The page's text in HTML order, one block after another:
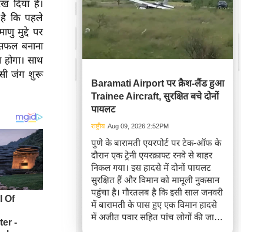
दिया है।
है कि पहले
मुद्दे पर
बनाना
साथ
जंग शुरू
Baramati Airport पर क्रैश-लैंड हुआ
Trainee Aircraft, सुरक्षित बचे दोनों
पायलट
राष्ट्रीय Aug 09, 2026 2:52PM
पुणे के बारामती एयरपोर्ट पर टेक-ऑफ के
दौरान एक ट्रेनी एयरक्राफ्ट रनवे से बाहर
निकल गया। इस हादसे में दोनों पायलट
सुरक्षित हैं और विमान को मामूली नुकसान
पहुंचा है। गौरतलब है कि इसी साल जनवरी
में बारामती के पास हुए एक विमान हादसे
में अजीत पवार सहित पांच लोगों की जान